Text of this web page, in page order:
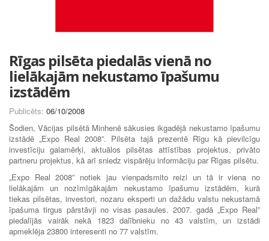
Rīgas pilsēta piedalās vienā no
lielākajām nekustamo īpašumu
izstādēm
Publicēts: 06/10/2008
Šodien, Vācijas pilsētā Minhenē sākusies ikgadējā nekustamo īpašumu
izstādē „Expo Real 2008”. Pilsēta tajā prezentē Rīgu kā pievilcīgu
investīciju galamērķi, aktuālos pilsētas attīstības projektus, privāto
partneru projektus, kā arī sniedz vispārēju informāciju par Rīgas pilsētu.
„Expo Real 2008” notiek jau vienpadsmito reizi un tā ir viena no
lielākajām un nozīmīgākajām nekustamo īpašumu izstādēm, kurā
tiekas pilsētas, investori, nozaru eksperti un dažādu valstu nekustamā
īpašuma tirgus pārstāvji no visas pasaules. 2007. gadā „Expo Real”
piedalījās vairāk nekā 1823 dalībnieku no 43 valstīm, un izstādi
apmeklēja 23800 interesenti no 77 valstīm.